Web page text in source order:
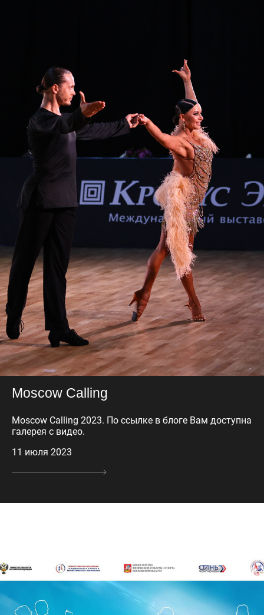
Moscow Calling
Moscow Calling 2023. По ссылке в блоге Вам доступна
галерея с видео.
11 июля 2023